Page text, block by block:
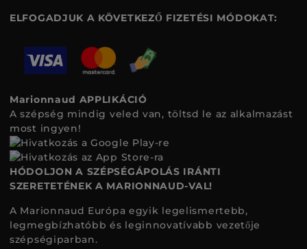
ELFOGADJUK A KÖVETKEZŐ FIZETÉSI MÓDOKAT:
Marionnaud APPLIKÁCIÓ
A szépség mindig veled van, töltsd le az alkalmazást
most ingyen!
HÓDOLJON A SZÉPSÉGÁPOLÁS IRÁNTI
SZERETETÉNEK A MARIONNAUD-VAL!
A Marionnaud Európa egyik legelismertebb,
legmegbízhatóbb és leginnovatívabb vezetője
szépségiparban.